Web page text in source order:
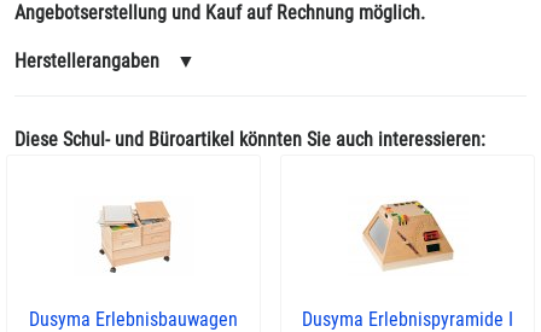
Angebotserstellung und Kauf auf Rechnung möglich.
Herstellerangaben ▼
Diese Schul- und Büroartikel könnten Sie auch interessieren:
Dusyma Erlebnisbauwagen Dusyma Erlebnispyramide I